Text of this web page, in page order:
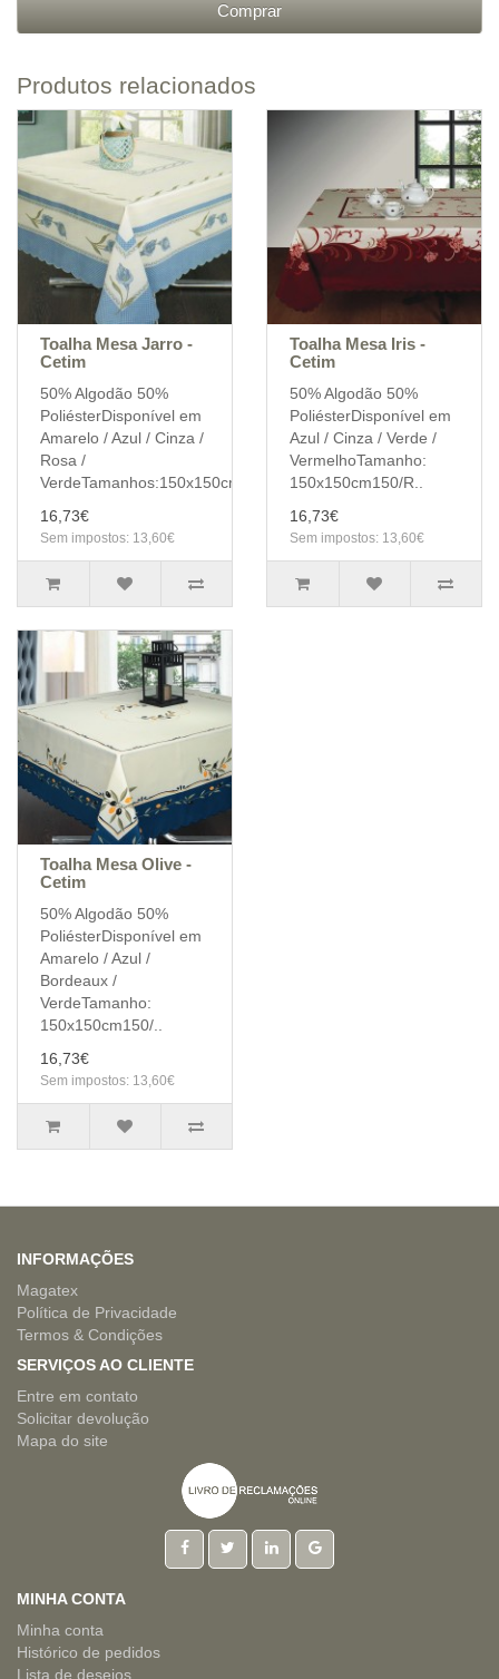
Comprar
Produtos relacionados
Toalha Mesa Jarro -
Cetim
50% Algodão 50%
PoliésterDisponível em
Amarelo / Azul / Cinza /
Rosa /
VerdeTamanhos:150x150cm150/Re..
16,73€
Sem impostos: 13,60€
Toalha Mesa Iris -
Cetim
50% Algodão 50%
PoliésterDisponível em
Azul / Cinza / Verde /
VermelhoTamanho:
150x150cm150/R..
16,73€
Sem impostos: 13,60€
Toalha Mesa Olive -
Cetim
50% Algodão 50%
PoliésterDisponível em
Amarelo / Azul /
Bordeaux /
VerdeTamanho:
150x150cm150/..
16,73€
Sem impostos: 13,60€
INFORMAÇÕES
Magatex
Política de Privacidade
Termos & Condições
SERVIÇOS AO CLIENTE
Entre em contato
Solicitar devolução
Mapa do site
MINHA CONTA
Minha conta
Histórico de pedidos
Lista de desejos